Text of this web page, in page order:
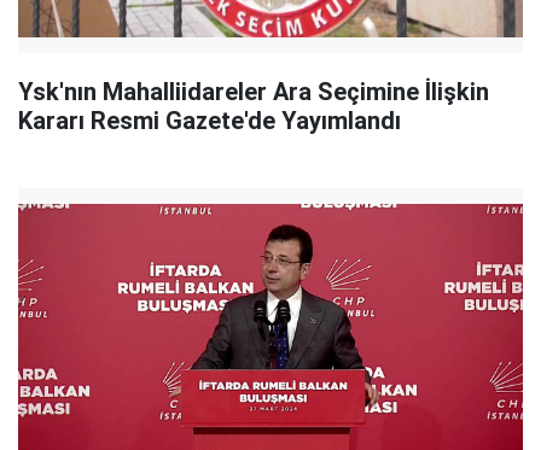
Ysk'nın Mahalliidareler Ara Seçimine İlişkin
Kararı Resmi Gazete'de Yayımlandı